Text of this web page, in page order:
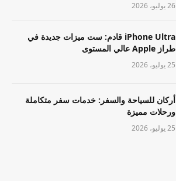
26 يوليو، 2026
iPhone Ultra قادم: ست ميزات جديدة في
طراز Apple عالي المستوى
25 يوليو، 2026
أركان للسياحة والسفر: خدمات سفر متكاملة
ورحلات مميزة
25 يوليو، 2026